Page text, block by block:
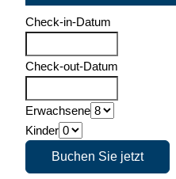
Check-in-Datum
Check-out-Datum
Erwachsene
Kinder